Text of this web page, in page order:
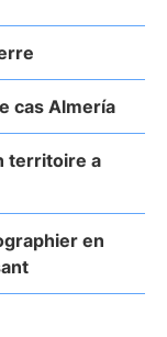
cas Almería
territoire a
en